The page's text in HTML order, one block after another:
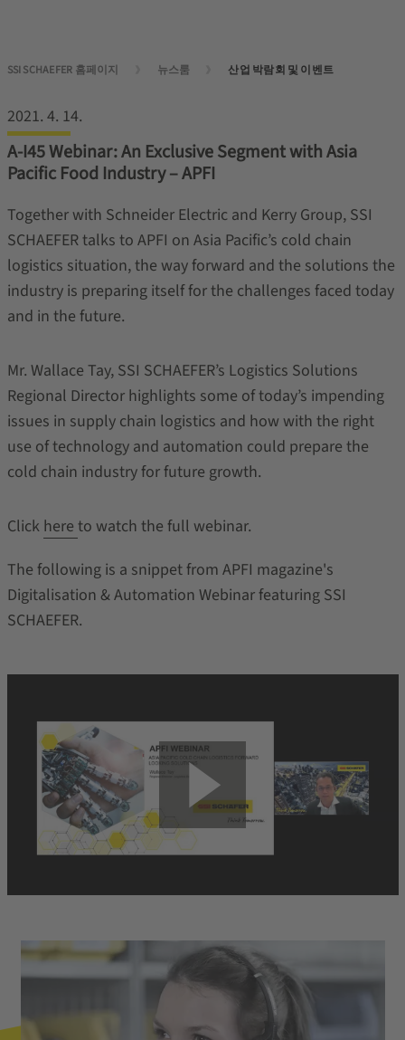
SSI SCHAEFER 홈페이지 뉴스룸 산업 박람회 및 이벤트
2021. 4. 14.
A-I45 Webinar: An Exclusive Segment with Asia
Pacific Food Industry – APFI
Together with Schneider Electric and Kerry Group, SSI
SCHAEFER talks to APFI on Asia Pacific’s cold chain
logistics situation, the way forward and the solutions the
industry is preparing itself for the challenges faced today
and in the future.
Mr. Wallace Tay, SSI SCHAEFER’s Logistics Solutions
Regional Director highlights some of today’s impending
issues in supply chain logistics and how with the right
use of technology and automation could prepare the
cold chain industry for future growth.
Click here to watch the full webinar.
The following is a snippet from APFI magazine's
Digitalisation & Automation Webinar featuring SSI
SCHAEFER.